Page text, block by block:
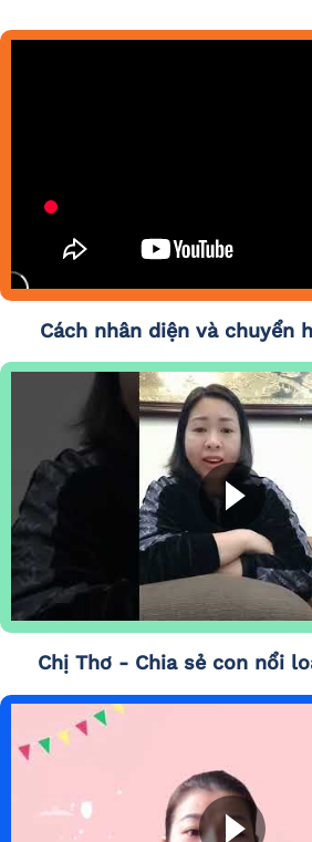
Cách nhân diện và chuyển
Chị Thơ - Chia sẻ con nổi